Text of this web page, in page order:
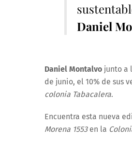
Daniel
Daniel Montalvo junto a
de junio, el 10% de sus
colonia Tabacalera.
Encuentra esta nueva
Morena 1553en la